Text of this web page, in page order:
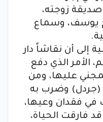
زوجته،
يوسف، وسماع
إلى أن نقاشاً دار
الأمر الذي دفع
عليها، ومن
(جردل) وضرب به
في فقدان وعيها،
فارقت الحياة،